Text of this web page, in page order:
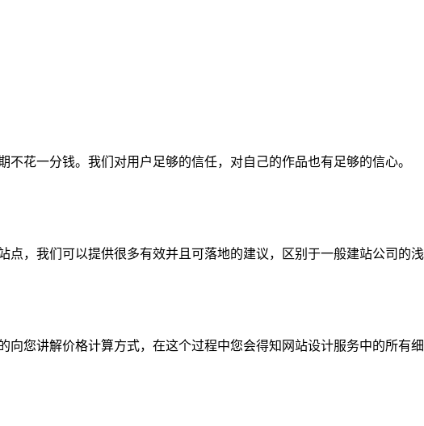
花一分钱。我们对用户足够的信任，对自己的作品也有足够的信心。
点，我们可以提供很多有效并且可落地的建议，区别于一般建站公司的
向您讲解价格计算方式，在这个过程中您会得知网站设计服务中的所有